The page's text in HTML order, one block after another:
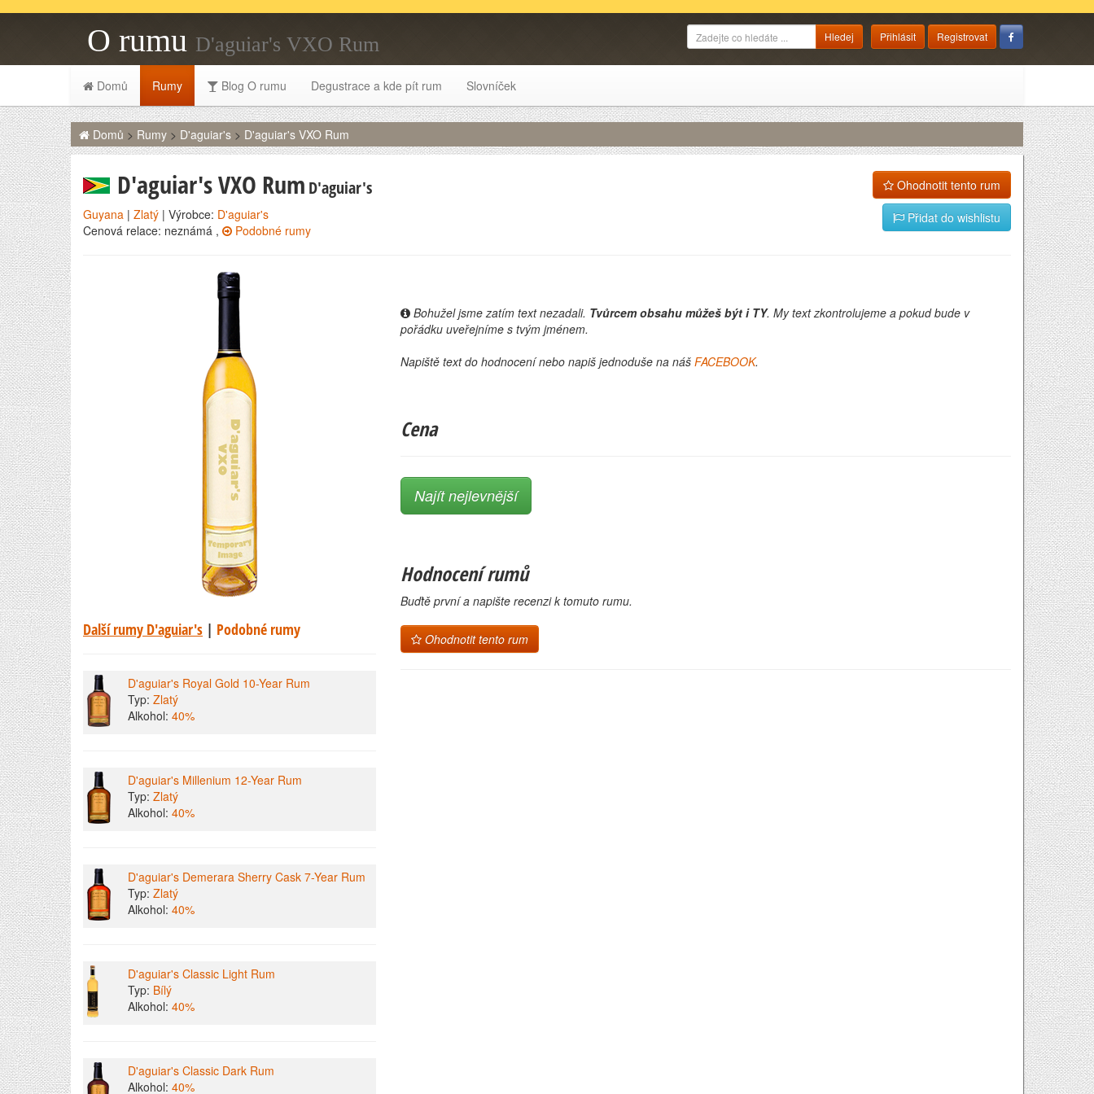
O rumu D'aguiar's VXO Rum Přihlásit Registrovat
Domů Rumy Blog O rumu Degustrace a kde pít rum Slovníček
Domů > Rumy > D'aguiar's > D'aguiar's VXO Rum
D'aguiar's VXO Rum D'aguiar's
Guyana | Zlatý | Výrobce: D'aguiar's
Cenová relace: neznámá ,
Podobné rumy
Ohodnotit tento rum
Přidat do wishlistu
Další rumy D'aguiar's | Podobné rumy
D'aguiar's Royal Gold 10-Year Rum
Typ: Zlatý
Alkohol: 40%
D'aguiar's Millenium 12-Year Rum
Typ: Zlatý
Alkohol: 40%
D'aguiar's Demerara Sherry Cask 7-Year Rum
Typ: Zlatý
Alkohol: 40%
D'aguiar's Classic Light Rum
Typ: Bílý
Alkohol: 40%
D'aguiar's Classic Dark Rum
Alkohol: 40%
Bohužel jsme zatím text nezadali. Tvůrcem obsahu můžeš být i TY. My text zkontrolujeme a pokud bude v
pořádku uveřejníme s tvým jménem.
Napiště text do hodnocení nebo napiš jednoduše na náš FACEBOOK.
Cena
Najít nejlevnější
Hodnocení rumů
Buďtě první a napište recenzi k tomuto rumu.
Ohodnotit tento rum